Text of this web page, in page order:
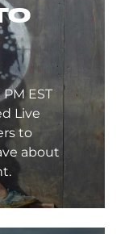
EST
Live
to
about